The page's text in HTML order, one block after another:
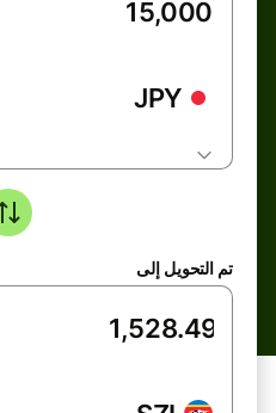
JPY
تم التحويل إلى